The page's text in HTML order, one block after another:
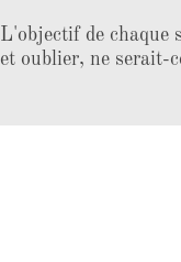
L'objectif de chaque
et oublier, ne serait-